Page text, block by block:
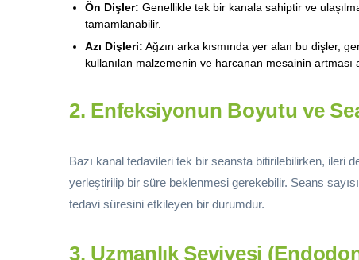
Ön Dişler: Genellikle tek bir kanala sahiptir ve
tamamlanabilir.
Azı Dişleri: Ağzın arka kısmında yer alan bu dişler,
kullanılan malzemenin ve harcanan mesainin artması
2. Enfeksiyonun Boyutu ve
Bazı kanal tedavileri tek bir seansta bitirilebilirken, ileri
yerleştirilip bir süre beklenmesi gerekebilir. Seans
tedavi süresini etkileyen bir durumdur.
3. Uzmanlık Seviyesi